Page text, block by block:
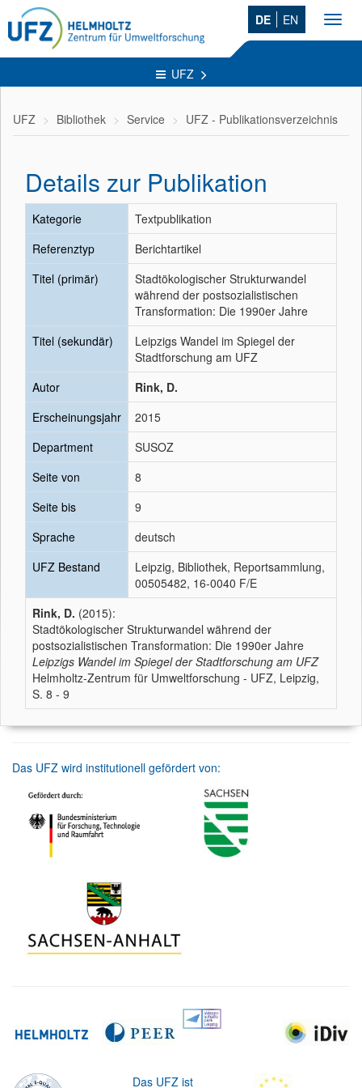
DE EN
UFZ
UFZ Bibliothek Service UFZ - Publikationsverzeichnis
Details zur Publikation
Kategorie
Textpublikation
Referenztyp
Berichtartikel
Titel (primär)
Stadtökologischer Strukturwandel
während der postsozialistischen
Transformation: Die 1990er Jahre
Titel (sekundär)
Leipzigs Wandel im Spiegel der
Stadtforschung am UFZ
Autor
Rink, D.
Erscheinungsjahr
2015
Department
SUSOZ
Seite von
8
Seite bis
9
Sprache
deutsch
UFZ Bestand
Leipzig, Bibliothek, Reportsammlung,
00505482, 16-0040 F/E
Rink, D. (2015):
Stadtökologischer Strukturwandel während der
postsozialistischen Transformation: Die 1990er Jahre
Leipzigs Wandel im Spiegel der Stadtforschung am UFZ
Helmholtz-Zentrum für Umweltforschung - UFZ, Leipzig,
S. 8 - 9
Das UFZ wird institutionell gefördert von:
Das UFZ ist